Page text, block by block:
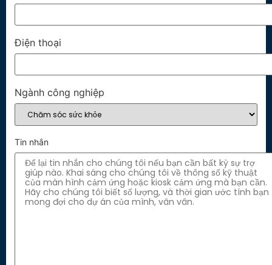
Điện thoại
Ngành công nghiệp
Tin nhắn